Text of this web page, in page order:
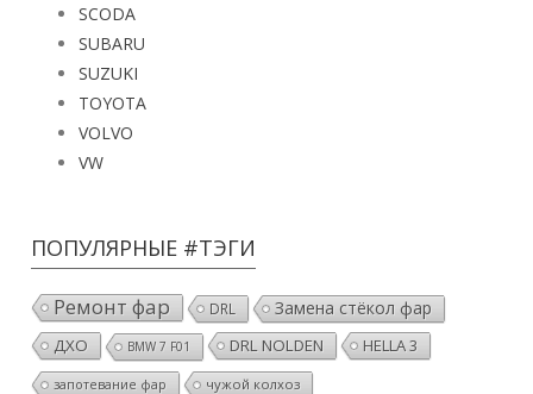
SCODA
SUBARU
SUZUKI
TOYOTA
VOLVO
VW
ПОПУЛЯРНЫЕ #ТЭГИ
Ремонт фар DRL Замена стёкол фар
ДХО BMW 7 F01 DRL NOLDEN HELLA 3
запотевание фар чужой колхоз